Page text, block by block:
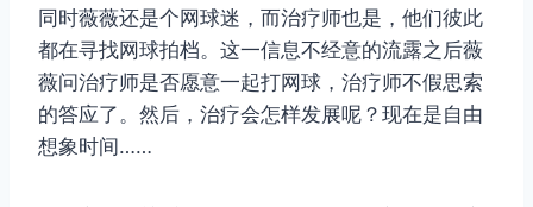
同时薇薇还是个网球迷，而治疗师也是，他们彼此
都在寻找网球拍档。这一信息不经意的流露之后薇
薇问治疗师是否愿意一起打网球，治疗师不假思索
的答应了。然后，治疗会怎样发展呢？现在是自由
想象时间……